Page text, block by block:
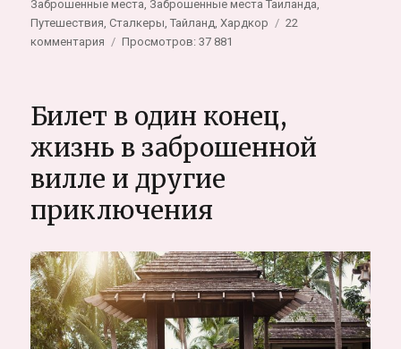
Заброшенные места Заброшенные места Таиланда
Путешествия ,Сталкеры ,Тайланд ,Хардкор
22
комментария
центр
Бангкоке,
живой
аквариум
с
Просмотров: 37 881
Билет в один конец,
жизнь в заброшенной
вилле и другие
приключения